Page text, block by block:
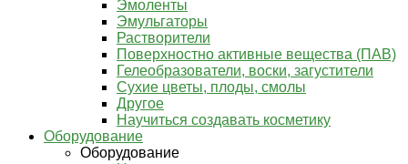
Эмоленты
Эмульгаторы
Растворители
Поверхностно активные вещества (ПАВ)
Гелеобразователи, воски, загустители
Сухие цветы, плоды, смолы
Другое
Научиться создавать косметику
Оборудование
Оборудование